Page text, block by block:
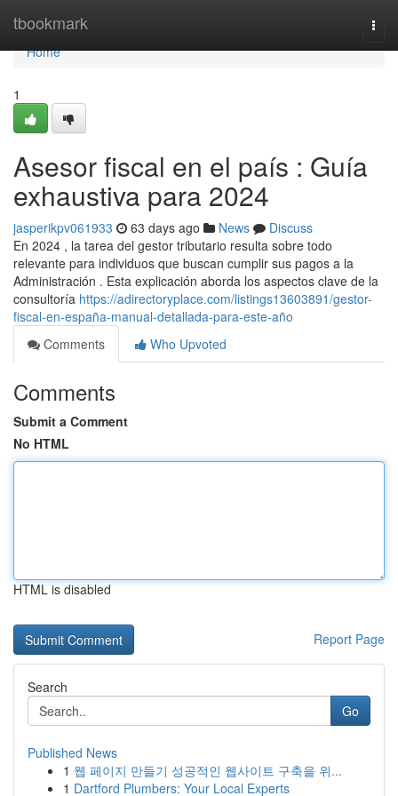
tbookmark
Home
Home
1
Asesor fiscal en el país : Guía
exhaustiva para 2024
jasperikpv061933 63 days ago News
Discuss
En 2024 , la tarea del gestor tributario resulta sobre todo
relevante para individuos que buscan cumplir sus pagos a la
Administración . Esta explicación aborda los aspectos clave de la
consultoría https://adirectoryplace.com/listings13603891/gestor-
fiscal-en-españa-manual-detallada-para-este-año
Comments
Who Upvoted
Comments
Submit a Comment
No HTML
HTML is disabled
Report Page
Search
Go
Published News
1 웹 페이지 만들기 성공적인 웹사이트 구축을 위...
1 Dartford Plumbers: Your Local Experts